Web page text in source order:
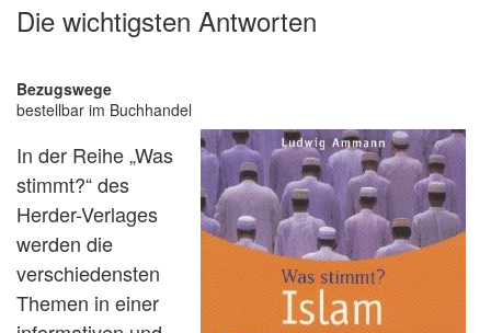
Die wichtigsten Antworten
Bezugswege
bestellbar im Buchhandel
In der Reihe „Was
stimmt?“ des
Herder-Verlages
werden die
verschiedensten
Themen in einer